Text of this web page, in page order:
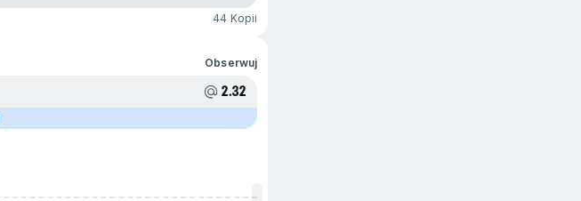
44 Kopii
Obserwuj
2.32